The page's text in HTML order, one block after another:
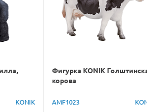
KONIK
Фигурка KONIK
корова
AMF1023